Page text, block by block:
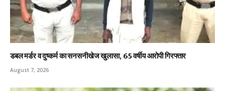
डबल मर्डर व दुष्कर्म का सनसनीखेज खुलासा, 65 वर्षीय आरोपी गिरफ्तार
August 7, 2026